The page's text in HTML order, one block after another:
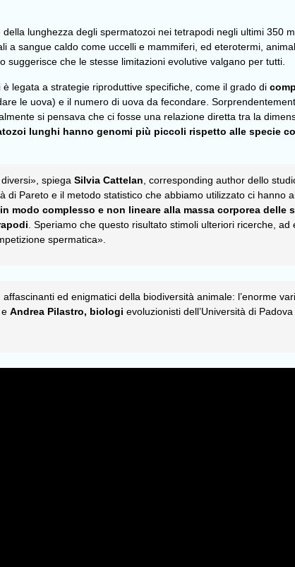
della lunghezza degli spermatozoi nei tetrapodi negli ultimi 350
a sangue caldo come uccelli e mammiferi, ed eterotermi,
che le stesse limitazioni evolutive valgano per tutti.
legata a strategie riproduttive specifiche, come il grado di
le uova) e il numero di uova da fecondare.
si pensava che ci fosse una relazione diretta tra la
lunghi hanno genomi più piccoli rispetto alle specie
spiega Silvia Cattelan , corresponding author dello
Pareto e il metodo statistico che abbiamo utilizzato ci hanno
modo complesso e non lineare alla massa corporea delle
. Speriamo che questo risultato stimoli ulteriori ricerche,
spermatica».
ed enigmatici della biodiversità animale: l’enorme
e Andrea Pilastro, biologi evoluzionisti dell’Università di